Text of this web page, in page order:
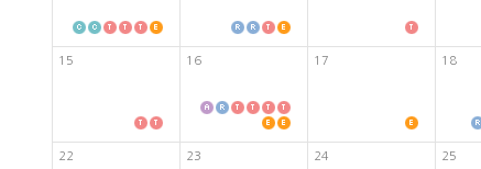
15 16 17 18
22 23 24 25